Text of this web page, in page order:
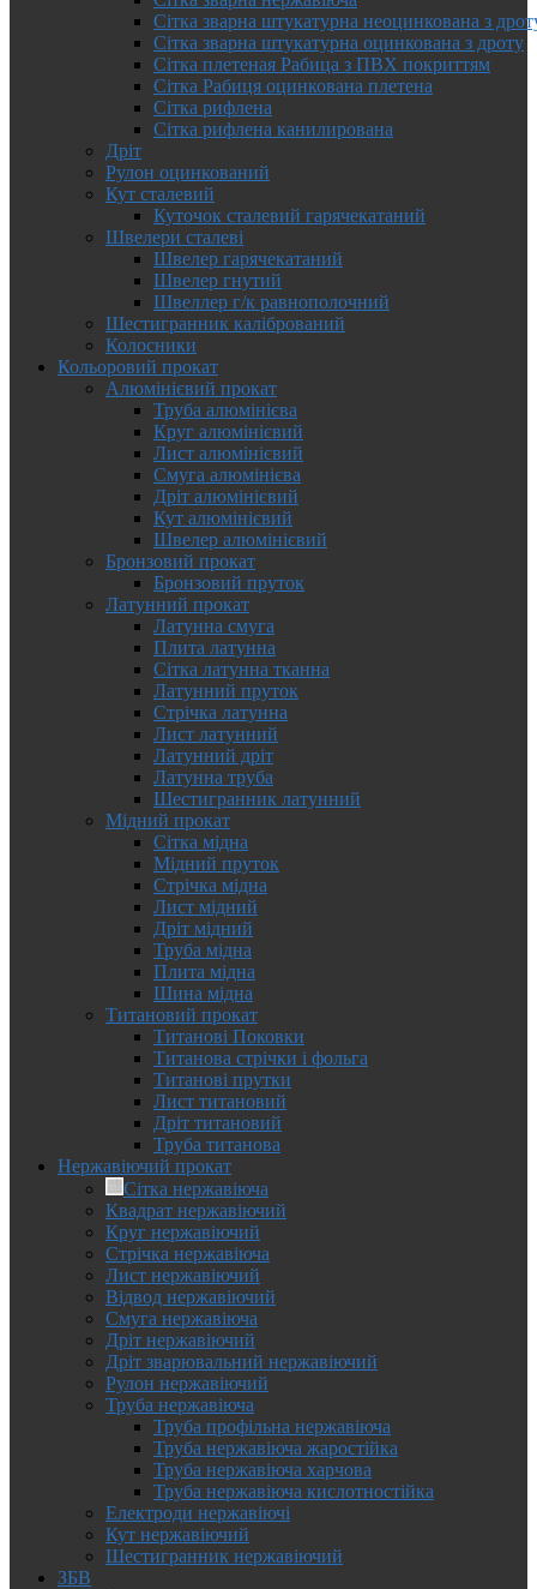
Сітка зварна штукатурна неоцинкована з
Сітка зварна штукатурна оцинкована з дроту
Сітка плетеная Рабица з ПВХ покриттям
Сітка Рабиця оцинкована плетена
Сітка рифлена
Сітка рифлена канилирована
Дріт
Рулон оцинкований
Кут сталевий
Куточок сталевий гарячекатаний
Швелери сталеві
Швелер гарячекатаний
Швелер гнутий
Швеллер г/к равнополочний
Шестигранник калібрований
Колосники
Кольоровий прокат
Алюмінієвий прокат
Труба алюмінієва
Круг алюмінієвий
Лист алюмінієвий
Смуга алюмінієва
Дріт алюмінієвий
Кут алюмінієвий
Швелер алюмінієвий
Бронзовий прокат
Бронзовий пруток
Латунний прокат
Латунна смуга
Плита латунна
Сітка латунна тканна
Латунний пруток
Стрічка латунна
Лист латунний
Латунний дріт
Латунна труба
Шестигранник латунний
Мідний прокат
Сітка мідна
Мідний пруток
Стрічка мідна
Лист мідний
Дріт мідний
Труба мідна
Плита мідна
Шина мідна
Титановий прокат
Титанові Поковки
Титанова стрічки і фольга
Титанові прутки
Лист титановий
Дріт титановий
Труба титанова
Нержавіючий прокат
Сітка нержавіюча
Квадрат нержавіючий
Круг нержавіючий
Стрічка нержавіюча
Лист нержавіючий
Відвод нержавіючий
Смуга нержавіюча
Дріт нержавіючий
Дріт зварювальний нержавіючий
Рулон нержавіючий
Труба нержавіюча
Труба профільна нержавіюча
Труба нержавіюча жаростійка
Труба нержавіюча харчова
Труба нержавіюча кислотностійка
Електроди нержавіючі
Кут нержавіючий
Шестигранник нержавіючий
ЗБВ